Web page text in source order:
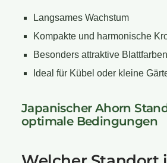
Langsames Wachstum
Kompakte und harmonische
Besonders attraktive Blattfarben
Ideal für Kübel oder kleine
Japanischer Ahorn
optimale Bedingungen